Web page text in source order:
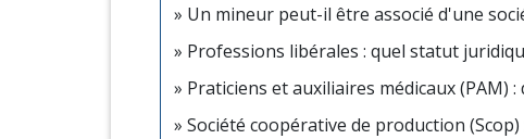
Un mineur peut-il être associé d'une
Professions libérales : quel statut
Praticiens et auxiliaires médicaux (PAM)
Société coopérative de production